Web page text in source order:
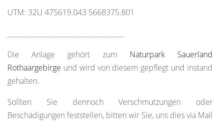
UTM: 32U 475619.043 5668375.801
Die Anlage gehört zum Naturpark Sauerland
Rothaargebirge und wird von diesem gepflegt und instand
gehalten.
Sollten Sie dennoch Verschmutzungen oder
Beschädigungen feststellen, bitten wir Sie, uns dies via Mail